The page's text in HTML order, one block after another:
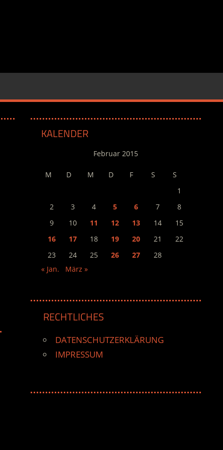
KALENDER
Februar 2015
M D M D F S
S
1
2
3 4 5 6 7
8
9
10 11 12 13 14
15
16
17 18 19 20 21
22
23
24 25 26 27
28
« Jan.
März »
RECHTLICHES
DATENSCHUTZERKLÄRUNG
IMPRESSUM